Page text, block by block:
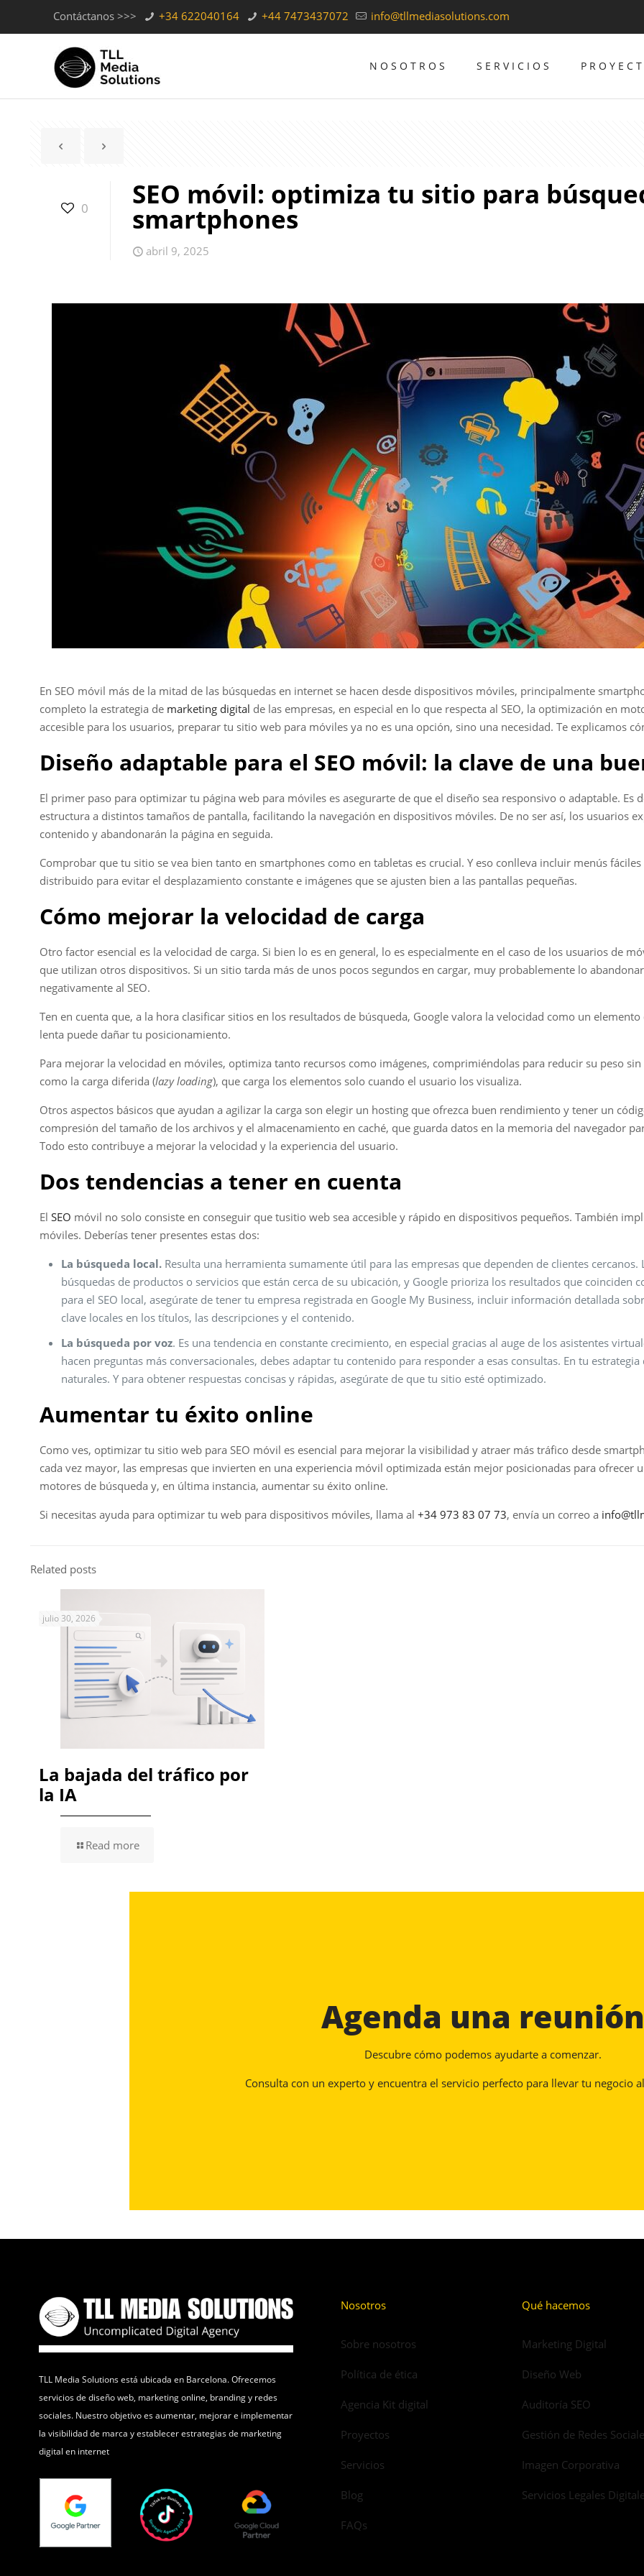
Contáctanos >>> +34 622040164 +44 7473437072 info@tllmediasolutions.com
NOSOTROS SERVICIOS
0 SEO móvil: optimiza tu sitio para
smartphones
abril 9, 2025
En SEO móvil más de la mitad de las búsquedas en internet se hacen desde dispositivos móviles, principalmente
completo la estrategia de marketing digital de las empresas, en especial en lo que respecta al SEO, la optimización en
accesible para los usuarios, preparar tu sitio web para móviles ya no es una opción, sino una necesidad. Te explicamos
Diseño adaptable para el SEO móvil: la clave de una
El primer paso para optimizar tu página web para móviles es asegurarte de que el diseño sea responsivo o adaptable.
estructura a distintos tamaños de pantalla, facilitando la navegación en dispositivos móviles. De no ser así, los usuarios
contenido y abandonarán la página en seguida.
Comprobar que tu sitio se vea bien tanto en smartphones como en tabletas es crucial. Y eso conlleva incluir menús
distribuido para evitar el desplazamiento constante e imágenes que se ajusten bien a las pantallas pequeñas.
Cómo mejorar la velocidad de carga
Otro factor esencial es la velocidad de carga. Si bien lo es en general, lo es especialmente en el caso de los usuarios de
que utilizan otros dispositivos. Si un sitio tarda más de unos pocos segundos en cargar, muy probablemente lo
negativamente al SEO.
Ten en cuenta que, a la hora clasificar sitios en los resultados de búsqueda, Google valora la velocidad como un
lenta puede dañar tu posicionamiento.
Para mejorar la velocidad en móviles, optimiza tanto recursos como imágenes, comprimiéndolas para reducir su peso
como la carga diferida (lazy loading), que carga los elementos solo cuando el usuario los visualiza.
Otros aspectos básicos que ayudan a agilizar la carga son elegir un hosting que ofrezca buen rendimiento y tener un
compresión del tamaño de los archivos y el almacenamiento en caché, que guarda datos en la memoria del navegador
Todo esto contribuye a mejorar la velocidad y la experiencia del usuario.
Dos tendencias a tener en cuenta
El SEO móvil no solo consiste en conseguir que tusitio web sea accesible y rápido en dispositivos pequeños. También
móviles. Deberías tener presentes estas dos:
La búsqueda local.Resulta una herramienta sumamente útil para las empresas que dependen de clientes
búsquedas de productos o servicios que están cerca de su ubicación, y Google prioriza los resultados que coinciden
para el SEO local, asegúrate de tener tu empresa registrada en Google My Business, incluir información detallada
clave locales en los títulos, las descripciones y el contenido.
La búsqueda por voz. Es una tendencia en constante crecimiento, en especial gracias al auge de los asistentes
hacen preguntas más conversacionales, debes adaptar tu contenido para responder a esas consultas. En tu
naturales. Y para obtener respuestas concisas y rápidas, asegúrate de que tu sitio esté optimizado.
Aumentar tu éxito online
Como ves, optimizar tu sitio web para SEO móvil es esencial para mejorar la visibilidad y atraer más tráfico desde
cada vez mayor, las empresas que invierten en una experiencia móvil optimizada están mejor posicionadas para
motores de búsqueda y, en última instancia, aumentar su éxito online.
Si necesitas ayuda para optimizar tu web para dispositivos móviles, llama al +34 973 83 07 73, envía un correo a
Related posts
julio 30, 2026
La bajada del tráfico por
la IA
Read more
Agenda una reunión
Descubre cómo podemos ayudarte a comenzar.
Consulta con un experto y encuentra el servicio perfecto para llevar tu negocio
TLL Media Solutions está ubicada en Barcelona. Ofrecemos
servicios de diseño web, marketing online, branding y redes
sociales. Nuestro objetivo es aumentar, mejorar e implementar
la visibilidad de marca y establecer estrategias de marketing
digital en internet
Nosotros
Sobre nosotros
Política de ética
Agencia Kit digital
Proyectos
Servicios
Blog
FAQs
Qué hacemos
Marketing Digital
Diseño Web
Auditoría SEO
Gestión de Redes
Imagen Corporativa
Servicios Legales